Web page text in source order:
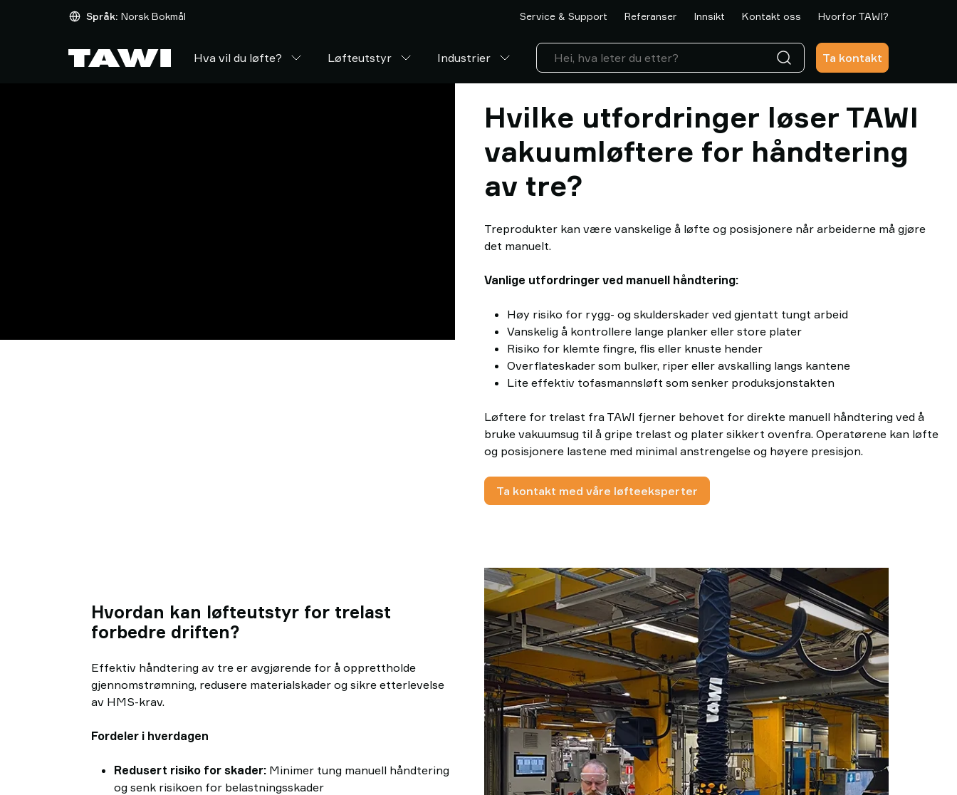
Språk: Norsk Bokmål Service & Support Referanser Innsikt Kontakt oss Hvorfor TAWI?
Hva vil du løfte? Løfteutstyr Industrier Ta kontakt
Hvilke utfordringer løser TAWI
vakuumløftere for håndtering
av tre?
Treprodukter kan være vanskelige å løfte og posisjonere når arbeiderne må gjøre
det manuelt.
Vanlige utfordringer ved manuell håndtering:
Høy risiko for rygg- og skulderskader ved gjentatt tungt arbeid
Vanskelig å kontrollere lange planker eller store plater
Risiko for klemte fingre, flis eller knuste hender
Overflateskader som bulker, riper eller avskalling langs kantene
Lite effektiv tofasmannsløft som senker produksjonstakten
Løftere for trelast fra TAWI fjerner behovet for direkte manuell håndtering ved å
bruke vakuumsug til å gripe trelast og plater sikkert ovenfra. Operatørene kan løfte
og posisjonere lastene med minimal anstrengelse og høyere presisjon.
Ta kontakt med våre løfteeksperter
Hvordan kan løfteutstyr for trelast
forbedre driften?
Effektiv håndtering av tre er avgjørende for å opprettholde
gjennomstrømning, redusere materialskader og sikre etterlevelse
av HMS-krav.
Fordeler i hverdagen
Redusert risiko for skader: Minimer tung manuell håndtering
og senk risikoen for belastningsskader